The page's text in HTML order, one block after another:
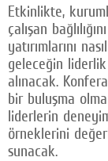
Etkinlikte,
çalışan
yatırımlarını
geleceğin liderlik
alınacak.
bir buluşma
liderlerin
örneklerini
sunacak.